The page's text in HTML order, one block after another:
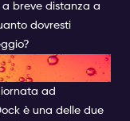
a breve distanza a
dovresti
ad
è una delle due